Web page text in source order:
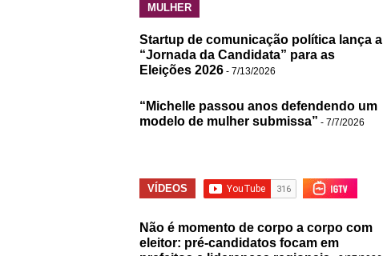
MULHER
Startup de comunicação política lança a
“Jornada da Candidata” para as
Eleições 2026 - 7/13/2026
“Michelle passou anos defendendo um
modelo de mulher submissa” - 7/7/2026
VÍDEOS
Não é momento de corpo a corpo com
eleitor: pré-candidatos focam em